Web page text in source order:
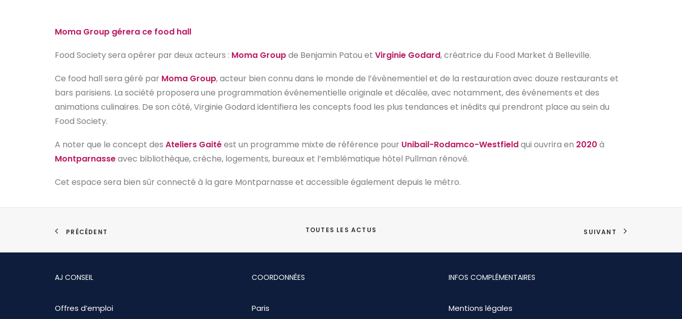
Moma Group gérera ce food hall
Food Society sera opérer par deux acteurs : Moma Groupde Benjamin Patou et Virginie Godard, créatrice du Food Market à Belleville.
Ce food hall sera géré par Moma Group, acteur bien connu dans le monde de l’évènementiel et de la restauration avec douze restaurants et
bars parisiens. La société proposera une programmation événementielle originale et décalée, avec notamment, des événements et des
animations culinaires. De son côté, Virginie Godard identifiera les concepts food les plus tendances et inédits qui prendront place au sein du
Food Society.
A noter que le concept des Ateliers Gaitéest un programme mixte de référence pour Unibail-Rodamco-Westfieldqui ouvrira en 2020 à
Montparnasseavec bibliothèque, crèche, logements, bureaux et l’emblématique hôtel Pullman rénové.
Cet espace sera bien sûr connecté à la gare Montparnasse et accessible également depuis le métro.
PRÉCÉDENT TOUTES LES ACTUS SUIVANT
AJ CONSEIL
Offres d’emploi
COORDONNÉES
Paris
INFOS COMPLÉMENTAIRES
Mentions légales